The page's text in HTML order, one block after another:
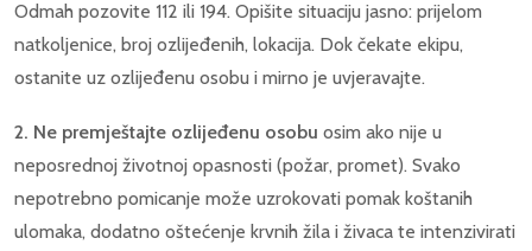
Odmah pozovite 112 ili 194. Opišite situaciju jasno: prijelom
natkoljenice, broj ozlijeđenih, lokacija. Dok čekate ekipu,
ostanite uz ozlijeđenu osobu i mirno je uvjeravajte.
2. Ne premještajte ozlijeđenu osobu osim ako nije u
neposrednoj životnoj opasnosti (požar, promet). Svako
nepotrebno pomicanje može uzrokovati pomak koštanih
ulomaka, dodatno oštećenje krvnih žila i živaca te intenzivirati